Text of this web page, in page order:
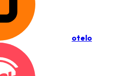
otelo